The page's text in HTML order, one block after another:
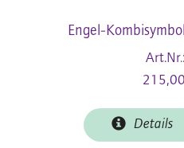
Engel-
Details